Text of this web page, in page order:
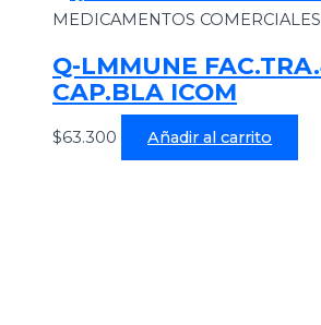
MEDICAMENTOS COMERCIALES
Q-LMMUNE
CAP.BLA ICOM
$63.300 Añadir al carrito